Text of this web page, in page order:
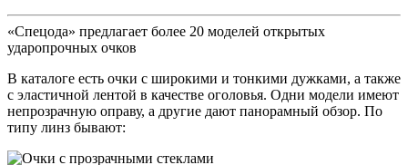
«Спецода» предлагает более 20 моделей открытых
ударопрочных очков
В каталоге есть очки с широкими и тонкими дужками, а также
с эластичной лентой в качестве оголовья. Одни модели имеют
непрозрачную оправу, а другие дают панорамный обзор. По
типу линз бывают: